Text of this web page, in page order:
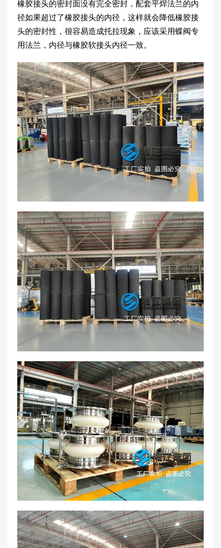
橡胶接头的密封面没有完全密封，配套平焊法兰的内
径如果超过了橡胶接头的内径，这样就会降低橡胶接
头的密封性，很容易造成托拉现象，应该采用蝶阀专
用法兰，内径与橡胶软接头内径一致。